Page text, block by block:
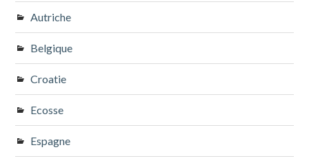
Autriche
Belgique
Croatie
Ecosse
Espagne